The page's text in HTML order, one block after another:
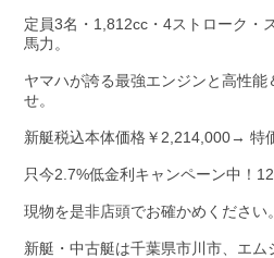
定員3名・1,812cc・4ストローク・
馬力。
ヤマハが誇る最強エンジンと高性能
せ。
新艇税込本体価格￥2,214,000→ 特
只今2.7%低金利キャンペーン中！
現物を是非店頭でお確かめください。
新艇・中古艇は千葉県市川市、エム